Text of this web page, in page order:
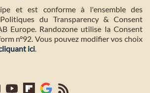
et est conforme à l'ensemble des
du Transparency & Consent
Europe. Randozone utilise la Consent
n°92. Vous pouvez modifier vos choix
ici.